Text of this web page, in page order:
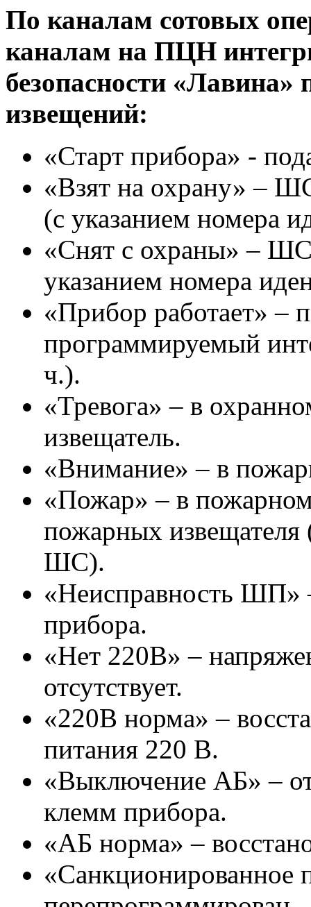
По каналам сотовых
каналам на ПЦН
безопасности
извещений:
«Старт прибора» -
«Взят на охрану» –
(с указанием номера
«Снят с охраны» –
указанием номера
«Прибор работает» –
программируемый
ч.).
«Тревога» – в
извещатель.
«Внимание» – в
«Пожар» – в
пожарных извещателя
ШС).
«Неисправность
прибора.
«Нет 220В» –
отсутствует.
«220В норма» –
питания 220 В.
«Выключение АБ» –
клемм прибора.
«АБ норма» –
«Санкционированное